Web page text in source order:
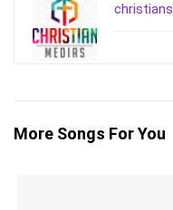
christians
More Songs For You